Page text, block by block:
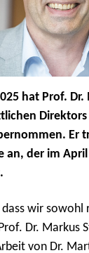
hat Prof.
Er
an, der im April
wir sowohl
Dr. Markus
von Dr.